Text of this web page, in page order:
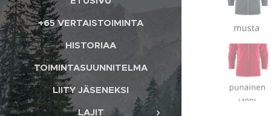
+65 VERTAISTOIMINTA
HISTORIAA
TOIMINTASUUNNITELMA
LIITY JÄSENEKSI
LAJIT